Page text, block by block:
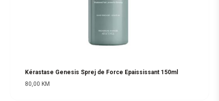
Kérastase Genesis Sprej de Force Epaississant 150ml
80,00 KM